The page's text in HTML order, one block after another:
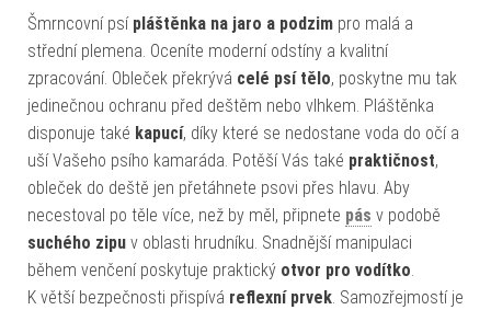
Šmrncovní psí pláštěnka na jaro a podzim pro malá a
střední plemena. Oceníte moderní odstíny a kvalitní
zpracování. Obleček překrývá celé psí tělo, poskytne mu tak
jedinečnou ochranu před deštěm nebo vlhkem. Pláštěnka
disponuje také kapucí, díky které se nedostane voda do očí a
uší Vašeho psího kamaráda. Potěší Vás také praktičnost,
obleček do deště jen přetáhnete psovi přes hlavu. Aby
necestoval po těle více, než by měl, připnete pás v podobě
suchého zipu v oblasti hrudníku. Snadnější manipulaci
během venčení poskytuje praktický otvor pro vodítko.
K větší bezpečnosti přispívá reflexní prvek. Samozřejmostí je